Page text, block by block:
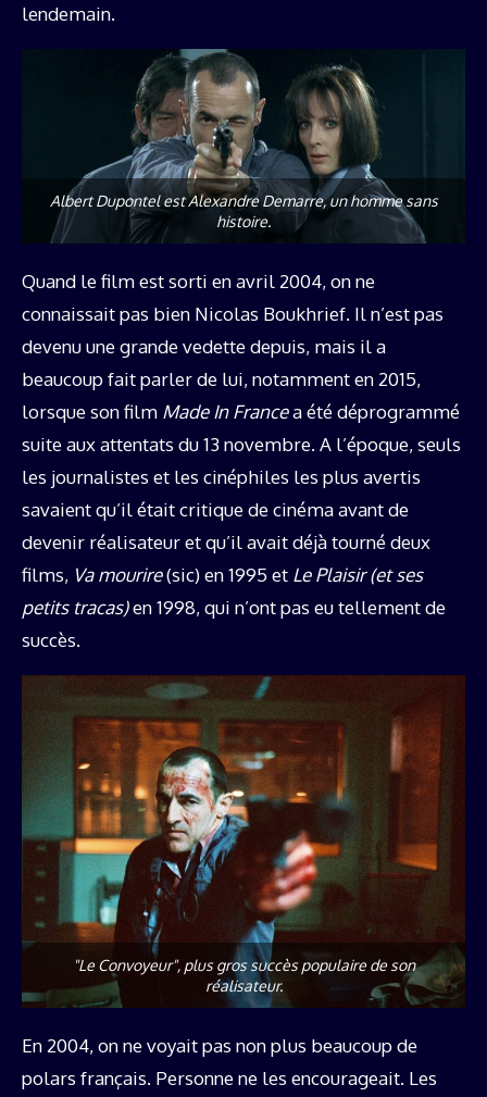
lendemain.
Albert Dupontel est Alexandre Demarre, un homme sans
histoire.
Quand le film est sorti en avril 2004, on ne
connaissait pas bien Nicolas Boukhrief. Il n’est pas
devenu une grande vedette depuis, mais il a
beaucoup fait parler de lui, notamment en 2015,
lorsque son film Made In Francea été déprogrammé
suite aux attentats du 13 novembre. A l’époque, seuls
les journalistes et les cinéphiles les plus avertis
savaient qu’il était critique de cinéma avant de
devenir réalisateur et qu’il avait déjà tourné deux
films, Va mourire(sic) en 1995 et Le Plaisir (et ses
petits tracas)en 1998, qui n’ont pas eu tellement de
succès.
"Le Convoyeur", plus gros succès populaire de son
réalisateur.
En 2004, on ne voyait pas non plus beaucoup de
polars français. Personne ne les encourageait. Les